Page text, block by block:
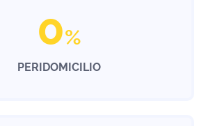
0%
PERIDOMICILIO